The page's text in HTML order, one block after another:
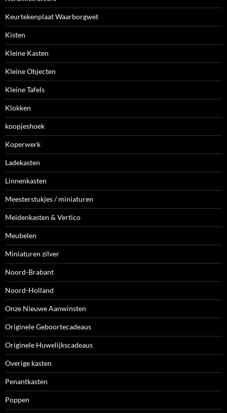
Keurtekenplaat Waarborgwet
Kisten
Kleine Kasten
Kleine Objecten
Kleine Tafels
Klokken
koopjeshoek
Koperwerk
Ladekasten
Linnenkasten
Meesterstukjes / miniaturen
Meidenkasten & Vertico
Meubelen
Miniaturen zilver
Noord-Brabant
Noord-Holland
Onze Nieuwe Aanwinsten
Originele Geboortecadeaus
Originele Huwelijkscadeaus
Overige kasten
Penantkasten
Poppen